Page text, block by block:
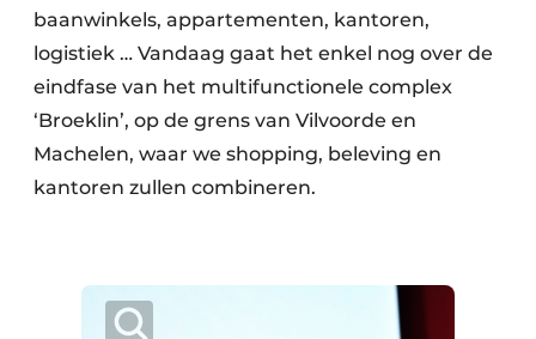
baanwinkels, appartementen, kantoren,
logistiek … Vandaag gaat het enkel nog over de
eindfase van het multifunctionele complex
‘Broeklin’, op de grens van Vilvoorde en
Machelen, waar we shopping, beleving en
kantoren zullen combineren.